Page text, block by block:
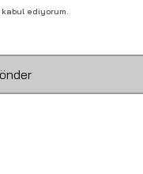
kabul ediyorum.